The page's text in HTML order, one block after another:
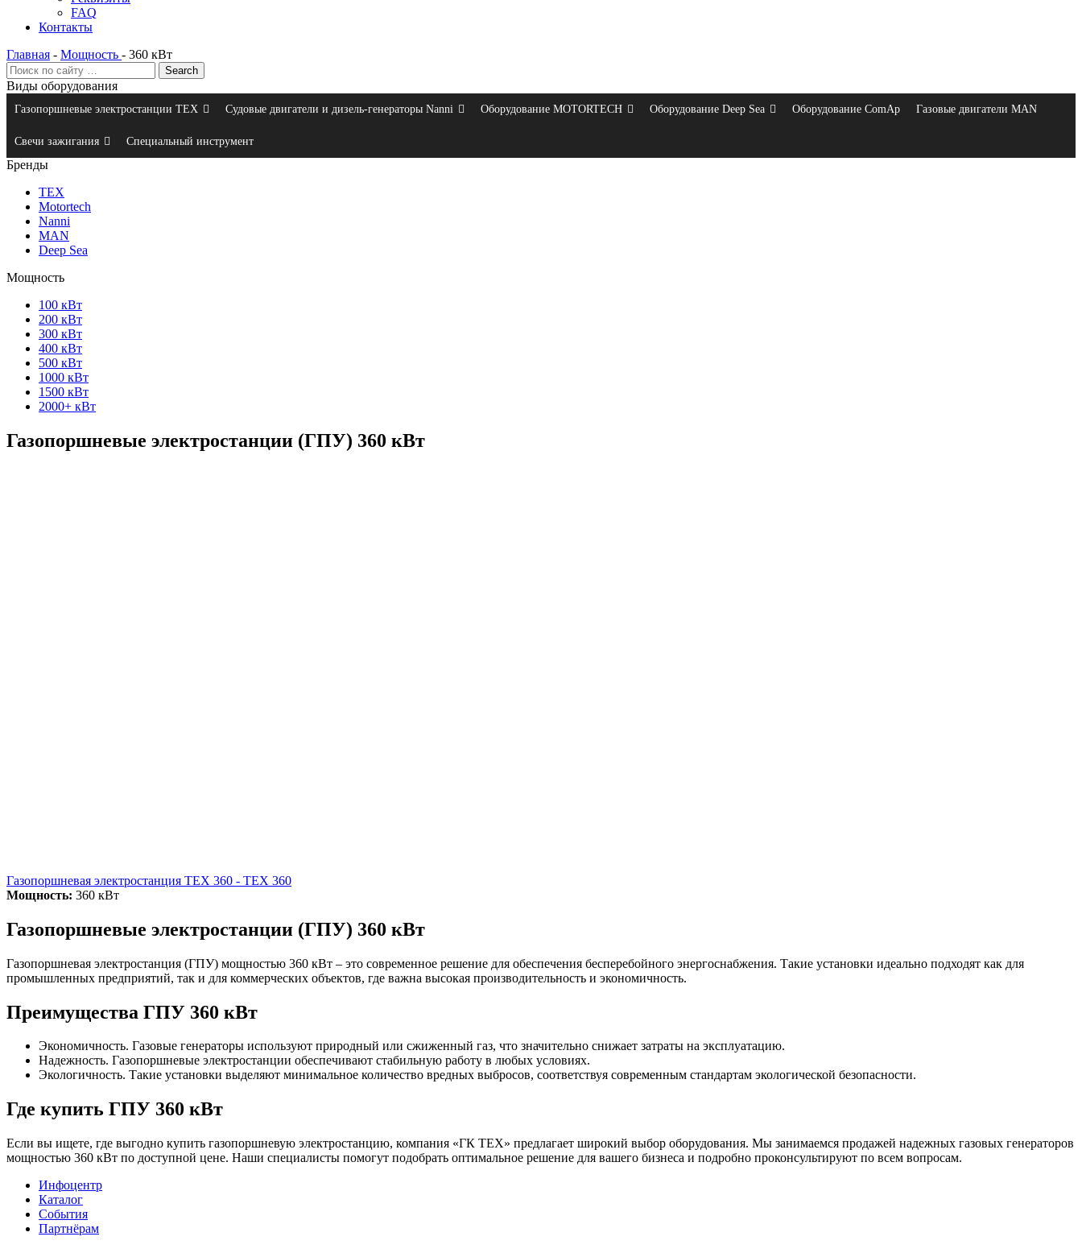
FAQ
Контакты
Главная - Мощность - 360 кВт
Виды оборудования
Газопоршневые электростанции ТЕХ Судовые двигатели и дизель-генераторы Nanni Оборудование MOTORTECH Оборудование Deep Sea Оборудование ComAp Газовые двигатели MAN
Свечи зажигания Специальный инструмент
Бренды
ТЕХ
Motortech
Nanni
MAN
Deep Sea
Мощность
100 кВт
200 кВт
300 кВт
400 кВт
500 кВт
1000 кВт
1500 кВт
2000+ кВт
Газопоршневые электростанции (ГПУ) 360 кВт
Газопоршневая электростанция ТЕХ 360 - ТЕХ 360
Мощность: 360 кВт
Газопоршневые электростанции (ГПУ) 360 кВт
Газопоршневая электростанция (ГПУ) мощностью 360 кВт – это современное решение для обеспечения бесперебойного энергоснабжения. Такие установки идеально подходят как для
промышленных предприятий, так и для коммерческих объектов, где важна высокая производительность и экономичность.
Преимущества ГПУ 360 кВт
Экономичность. Газовые генераторы используют природный или сжиженный газ, что значительно снижает затраты на эксплуатацию.
Надежность. Газопоршневые электростанции обеспечивают стабильную работу в любых условиях.
Экологичность. Такие установки выделяют минимальное количество вредных выбросов, соответствуя современным стандартам экологической безопасности.
Где купить ГПУ 360 кВт
Если вы ищете, где выгодно купить газопоршневую электростанцию, компания «ГК TEX» предлагает широкий выбор оборудования. Мы занимаемся продажей надежных газовых генераторов
мощностью 360 кВт по доступной цене. Наши специалисты помогут подобрать оптимальное решение для вашего бизнеса и подробно проконсультируют по всем вопросам.
Инфоцентр
Каталог
События
Партнёрам